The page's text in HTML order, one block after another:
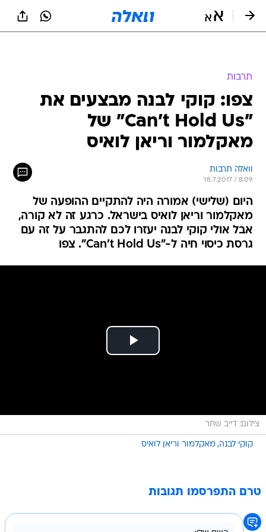
תרבות
צפו: קוקי לבנה מבצעים את
"Can't Hold Us" של
מאקלמור וריאן לואיס
וואלה תרבות
18.7.2017 / 8:09
היום (שלישי) אמורה היה להתקיים ההופעה של
מאקלמור וריאן לואיס בישראל. כרגע זה לא קורה,
אבל אולי קוקי לבנה יעזרו לכם להתגבר על זה עם
גרסת כיסוי חיה ל-"Can't Hold Us". צפו
צילום: דייב שחר
קוקי לבנה מאקלמור וריאן לואיס
טרם התפרסמו תגובות